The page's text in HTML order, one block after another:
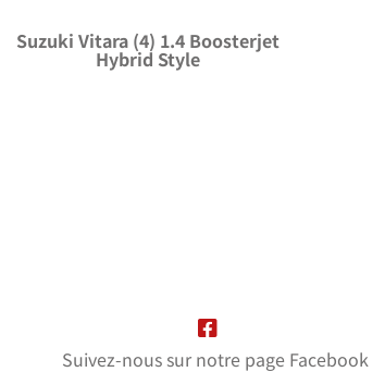
Suzuki Vitara (4) 1.4 Boosterjet
Hybrid Style
Suivez-nous sur notre page Facebook